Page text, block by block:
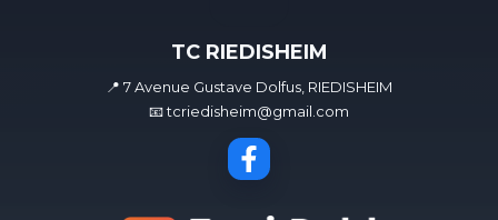
TC RIEDISHEIM
📍 7 Avenue Gustave Dolfus, RIEDISHEIM
📧 tcriedisheim@gmail.com